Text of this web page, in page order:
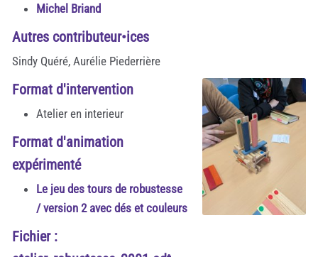
Michel Briand
Autres contributeur•ices
Sindy Quéré, Aurélie Piederrière
Format d'intervention
Atelier en interieur
Format d'animation
expérimenté
Le jeu des tours de robustesse
/ version 2 avec dés et couleurs
Fichier :